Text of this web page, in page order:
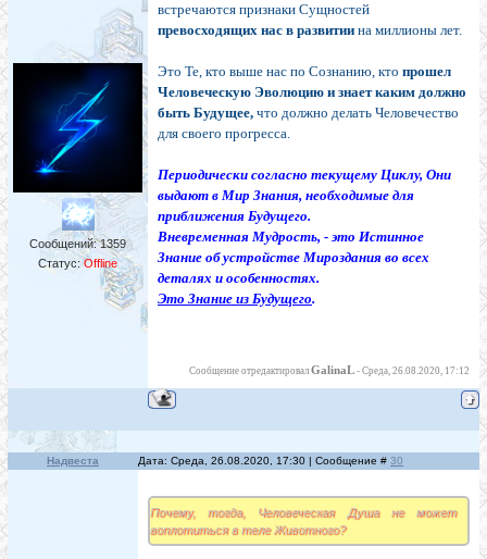
Сообщений:1359
Статус: Offline
встречаются признаки Сущностей
превосходящих нас в развитии на миллионы лет.
Это Те, кто выше нас по Сознанию, кто прошел
Человеческую Эволюцию и знает каким должно
быть Будущее, что должно делать Человечество
для своего прогресса.
Периодически согласно текущему Циклу, Они
выдают в Мир Знания, необходимые для
приближения Будущего.
Вневременная Мудрость, - это Истинное
Знание об устройстве Мироздания во всех
деталях и особенностях.
Это Знание из Будущего.
Сообщение отредактировал GalinaL - Среда, 26.08.2020, 17:12
Надвеста Дата: Среда, 26.08.2020, 17:30 | Сообщение # 30
Почему, тогда, Человеческая Душа не может
воплотиться в теле Животного?